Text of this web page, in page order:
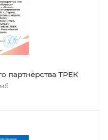
партнёрства ТРЕК